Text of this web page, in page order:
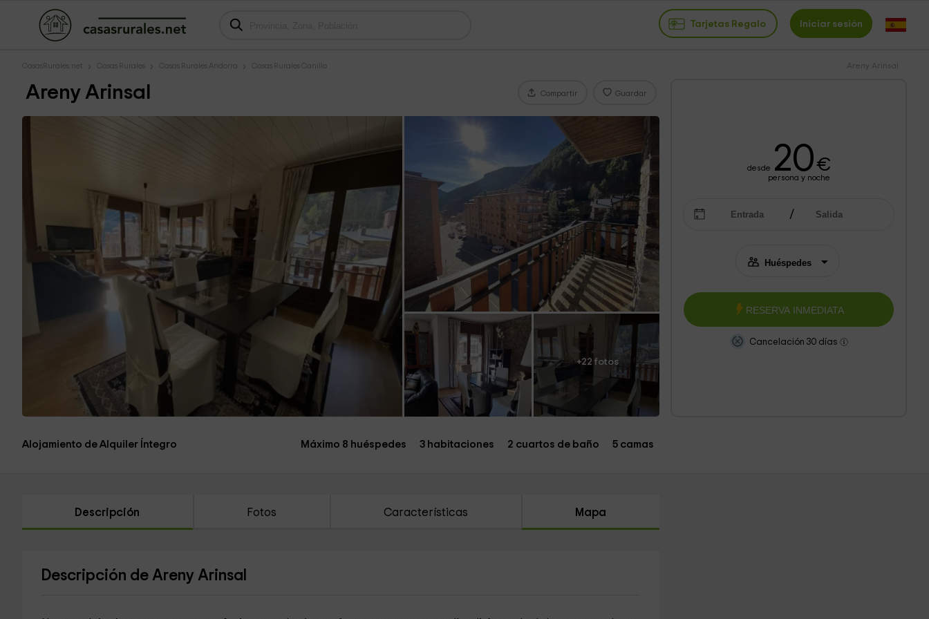
Tarjetas Regalo Iniciar sesión
CasasRurales.net Casas Rurales Casas Rurales Andorra Casas Rurales Canillo Areny Arinsal
Areny Arinsal Compartir Guardar
+22 fotos
desde 20€
persona y noche
RESERVA INMEDIATA
Cancelación 30 días
Alojamiento de Alquiler Íntegro Máximo 8 huéspedes 3 habitaciones 2 cuartos de baño 5 camas
Descripción Fotos Características Mapa
Descripción de Areny Arinsal